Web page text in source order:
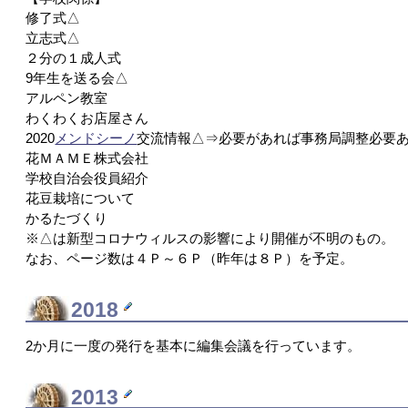
修了式△
立志式△
２分の１成人式
9年生を送る会△
アルペン教室
わくわくお店屋さん
2020 メンドシーノ交流情報△⇒必要があれば事務局調整必要
花ＭＡＭＥ株式会社
学校自治会役員紹介
花豆栽培について
かるたづくり
※△は新型コロナウィルスの影響により開催が不明のもの。
なお、ページ数は４Ｐ～６Ｐ（昨年は８Ｐ）を予定。
2018
2か月に一度の発行を基本に編集会議を行っています。
2013